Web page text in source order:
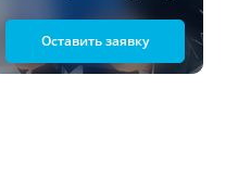
Оставить заявку